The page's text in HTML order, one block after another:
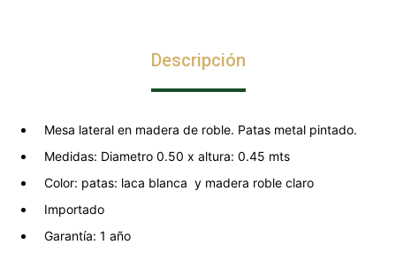
Descripción
Mesa lateral en madera de roble. Patas metal pintado.
Medidas: Diametro 0.50 x altura: 0.45 mts
Color: patas: laca blanca y madera roble claro
Importado
Garantía: 1 año